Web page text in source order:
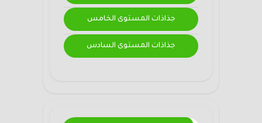
جذاذات المستوى الخامس
جذاذات المستوى السادس